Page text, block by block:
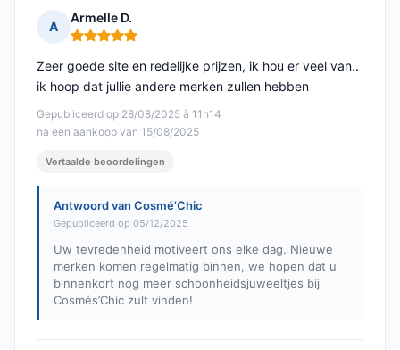
A
Armelle D.
Opmerking: 5 van 5
Gepubliceerd op 28/08/2025 à 11h14
na een aankoop van 15/08/2025
Zeer goede site en redelijke prijzen, ik hou er veel van..
ik hoop dat jullie andere merken zullen hebben
Vertaalde beoordelingen
Antwoord van Cosmé’Chic
Gepubliceerd op 05/12/2025
Uw tevredenheid motiveert ons elke dag. Nieuwe
merken komen regelmatig binnen, we hopen dat u
binnenkort nog meer schoonheidsjuweeltjes bij
Cosmés’Chic zult vinden!